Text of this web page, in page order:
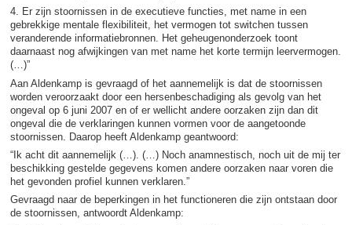
4. Er zijn stoornissen in de executieve functies, met name in een
gebrekkige mentale flexibiliteit, het vermogen tot switchen tussen
veranderende informatiebronnen. Het geheugenonderzoek toont
daarnaast nog afwijkingen van met name het korte termijn leervermogen.
(…)”
Aan Aldenkamp is gevraagd of het aannemelijk is dat de stoornissen
worden veroorzaakt door een hersenbeschadiging als gevolg van het
ongeval op 6 juni 2007 en of er wellicht andere oorzaken zijn dan dit
ongeval die de verklaringen kunnen vormen voor de aangetoonde
stoornissen. Daarop heeft Aldenkamp geantwoord:
“Ik acht dit aannemelijk (…). (…) Noch anamnestisch, noch uit de mij ter
beschikking gestelde gegevens komen andere oorzaken naar voren die
het gevonden profiel kunnen verklaren.”
Gevraagd naar de beperkingen in het functioneren die zijn ontstaan door
de stoornissen, antwoordt Aldenkamp: